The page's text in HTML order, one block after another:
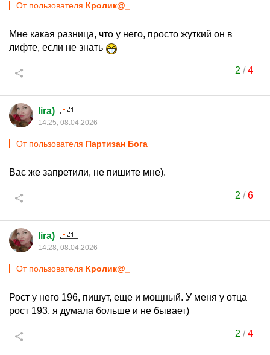
От пользователя Кролик@_
Мне какая разница, что у него, просто жуткий он в
лифте, если не знать
2 /4
lira)
14:25, 08.04.2026
От пользователя Партизан Бога
Вас же запретили, не пишите мне).
2 /6
lira)
14:28, 08.04.2026
От пользователя Кролик@_
Рост у него 196, пишут, еще и мощный. У меня у отца
рост 193, я думала больше и не бывает)
2 /4